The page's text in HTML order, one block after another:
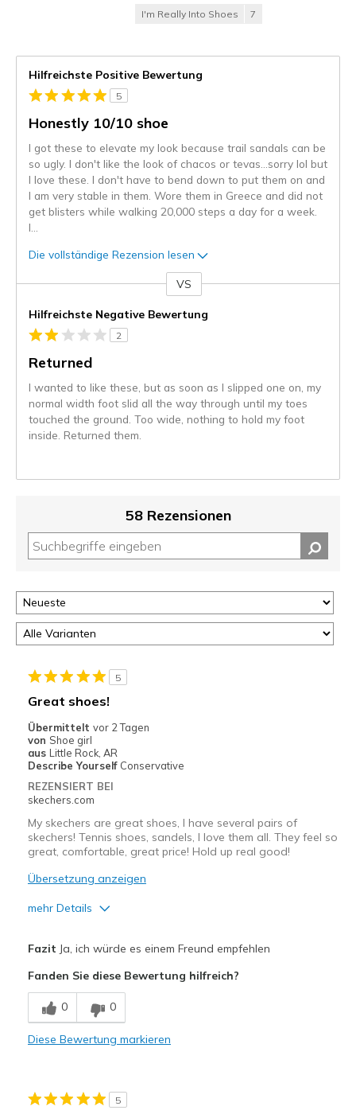
I'm Really Into Shoes 7
Hilfreichste Positive Bewertung
5
Honestly 10/10 shoe
I got these to elevate my look because trail sandals can be
so ugly. I don't like the look of chacos or tevas…sorry lol but
I love these. I don't have to bend down to put them on and
I am very stable in them. Wore them in Greece and did not
get blisters while walking 20,000 steps a day for a week.
I
Die vollständige Rezension lesen
VS
Hilfreichste Negative Bewertung
2
Returned
I wanted to like these, but as soon as I slipped one on, my
normal width foot slid all the way through until my toes
touched the ground. Too wide, nothing to hold my foot
inside. Returned them.
58 Rezensionen
5
Great shoes!
Übermittelt vor 2 Tagen
von Shoe girl
aus Little Rock, AR
Describe Yourself Conservative
REZENSIERT BEI
skechers.com
My skechers are great shoes, I have several pairs of
skechers! Tennis shoes, sandels, I love them all. They feel so
great, comfortable, great price! Hold up real good!
Übersetzung anzeigen
mehr Details
Breathe Well
Comfortable
Fazit Ja, ich würde es einem Freund empfehlen
Fanden Sie diese Bewertung hilfreich?
0 0
Diese Bewertung markieren
5